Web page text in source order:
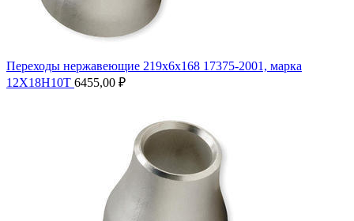
Переходы нержавеющие 219х6х168 17375-2001, марка
12Х18Н10Т 6455,00 ₽